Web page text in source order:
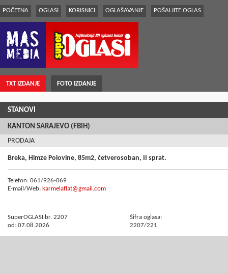
POČETNA OGLASI KORISNICI OGLAŠAVANJE POŠALJITE OGLAS
TXT IZDANJE FOTO IZDANJE
STANOVI
KANTON SARAJEVO (FBiH)
PRODAJA
Breka, Himze Polovine, 85m2, četverosoban, II sprat.
Telefon: 061/926-069
E-mail/Web: karmelaflat@gmail.com
SuperOGLASI br. 2207
od: 07.08.2026
Šifra oglasa:
2207/221